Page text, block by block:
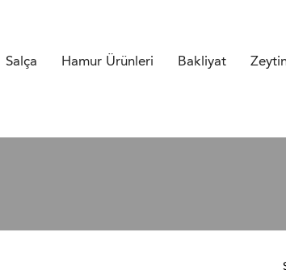
Salça Hamur Ürünleri Bakliyat